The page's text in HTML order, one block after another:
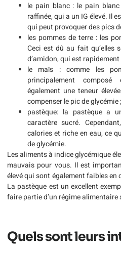
le pain blanc : le pain
raffinée, qui a un IG élevé. Il
qui peut provoquer des pics
les pommes de terre : les
Ceci est dû au fait qu’elles
d’amidon, qui est
le maïs : comme les
principalement
également une teneur
compenser le pic de glycémie ;
pastèque: la pastèque a
caractère sucré.
calories et riche en eau, ce
de glycémie.
Les aliments à indice glycémique
mauvais pour vous. Il est
élevé qui sont également faibles
La pastèque est un excellent
faire partie d’un régime alimentaire
Quels sont leurs